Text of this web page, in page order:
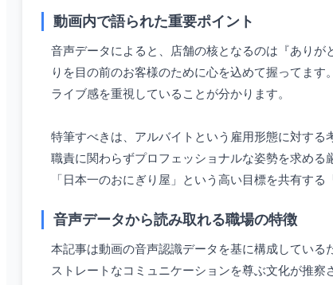
動画内で語られた重要ポイント
音声データによると、店舗の核となるのは『ありが
りを目の前のお客様のために心を込めて握ってま
ライブ感を重視していることが分かります。
特筆すべきは、アルバイトという雇用形態に対する
職責に関わらずプロフェッショナルな姿勢を求める
「日本一のおにぎり屋」という高い目標を共有す
音声データから読み取れる職場の特徴
本記事は動画の音声認識データを基に構成している
ストレートなコミュニケーションを尊ぶ文化が推察